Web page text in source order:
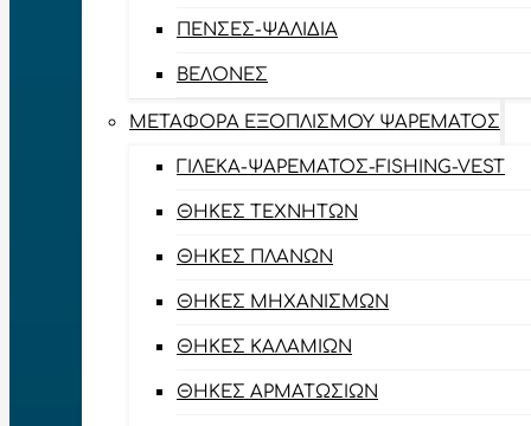
ΠΈΝΣΕΣ-ΨΑΛΊΔΙΑ
ΒΕΛΌΝΕΣ
ΜΕΤΑΦΟΡΆ ΕΞΟΠΛΙΣΜΟΎ ΨΑΡΈΜΑΤΟΣ
ΓΙΛΈΚΑ-ΨΑΡΈΜΑΤΟΣ-FISHING-VEST
ΘΉΚΕΣ ΤΕΧΝΗΤΏΝ
ΘΉΚΕΣ ΠΛΆΝΩΝ
ΘΉΚΕΣ ΜΗΧΑΝΙΣΜΏΝ
ΘΉΚΕΣ ΚΑΛΑΜΙΏΝ
ΘΉΚΕΣ ΑΡΜΑΤΩΣΙΏΝ